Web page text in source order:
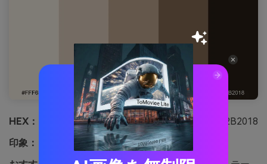
HEX：
#FFF6EB #E7D6C4 #C7AD94 #8A6E57 #2B2018
印象：
陽だまり・クラフト・穏やか